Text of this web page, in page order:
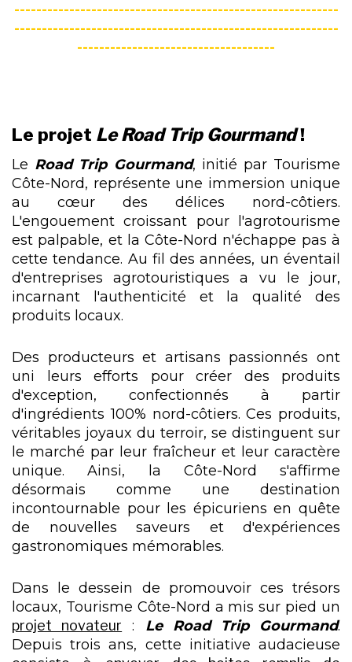
-----------------------------------------------------------
-----------------------------------------------------------
------------------------------------
Le projet Le Road Trip Gourmand!
Le Road Trip Gourmand, initié par Tourisme
Côte-Nord, représente une immersion unique
au cœur des délices nord-côtiers.
L'engouement croissant pour l'agrotourisme
est palpable, et la Côte-Nord n'échappe pas à
cette tendance. Au fil des années, un éventail
d'entreprises agrotouristiques a vu le jour,
incarnant l'authenticité et la qualité des
produits locaux.
Des producteurs et artisans passionnés ont
uni leurs efforts pour créer des produits
d'exception, confectionnés à partir
d'ingrédients 100% nord-côtiers. Ces produits,
véritables joyaux du terroir, se distinguent sur
le marché par leur fraîcheur et leur caractère
unique. Ainsi, la Côte-Nord s'affirme
désormais comme une destination
incontournable pour les épicuriens en quête
de nouvelles saveurs et d'expériences
gastronomiques mémorables.
Dans le dessein de promouvoir ces trésors
locaux, Tourisme Côte-Nord a mis sur pied un
projet novateur : Le Road Trip Gourmand.
Depuis trois ans, cette initiative audacieuse